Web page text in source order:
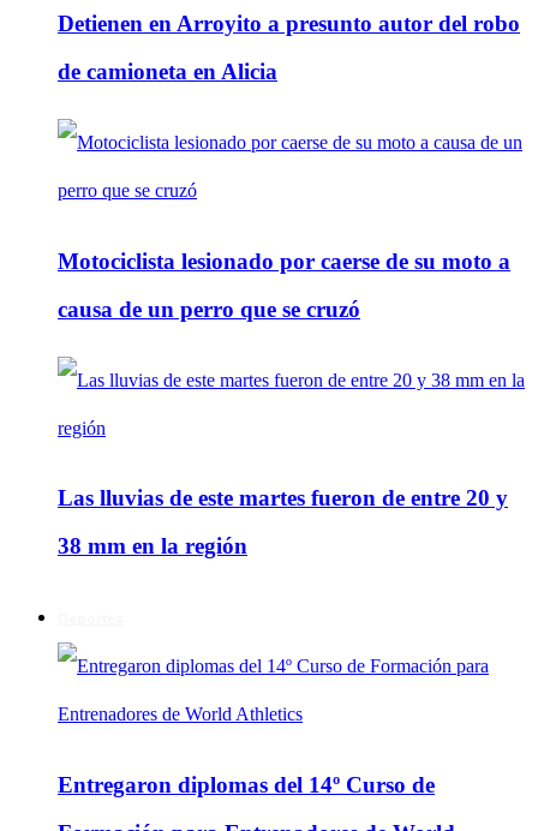
Detienen en Arroyito a presunto autor del robo
de camioneta en Alicia
Motociclista lesionado por caerse de su moto a
causa de un perro que se cruzó
Las lluvias de este martes fueron de entre 20 y
38 mm en la región
Entregaron diplomas del 14º Curso de